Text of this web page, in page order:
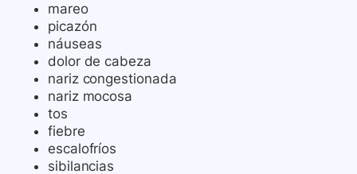
mareo
picazón
náuseas
dolor de cabeza
nariz congestionada
nariz mocosa
tos
fiebre
escalofríos
sibilancias